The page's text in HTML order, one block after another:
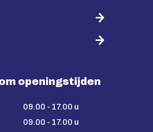
openingstijden
09.00 - 17.00 u
09.00 - 17.00 u